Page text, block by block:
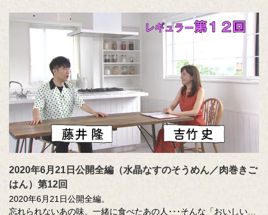
MC ：藤井隆 進行：吉竹史
ナレーター：小野大輔（声優）
2020年6月21日公開全編（水晶なすのそうめん／肉巻きご
はん）第12回
2020年6月21日公開全編。
忘れられないあの味、一緒に食べたあの人･･･そんな「おいしい記